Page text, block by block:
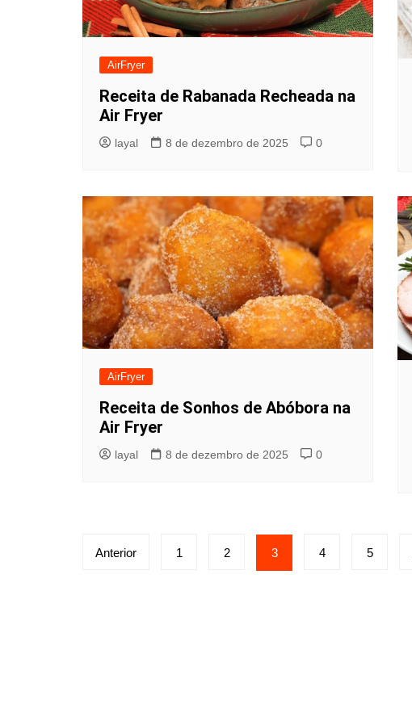
AirFryer
Receita de Rabanada Recheada na
Air Fryer
layal 8 de dezembro de 2025 0
AirFryer
Receita de Sonhos de Abóbora na
Air Fryer
layal 8 de dezembro de 2025 0
Paginação
Anterior 1 2 3 4 5